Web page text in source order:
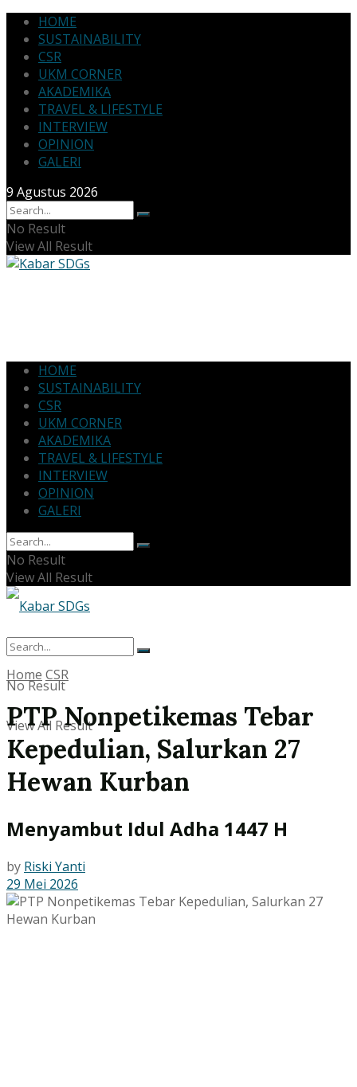
HOME
SUSTAINABILITY
CSR
UKM CORNER
AKADEMIKA
TRAVEL & LIFESTYLE
INTERVIEW
OPINION
GALERI
9 Agustus 2026
No Result
View All Result
HOME
SUSTAINABILITY
CSR
UKM CORNER
AKADEMIKA
TRAVEL & LIFESTYLE
INTERVIEW
OPINION
GALERI
No Result
View All Result
No Result
View All Result
Home CSR
PTP Nonpetikemas Tebar
Kepedulian, Salurkan 27
Hewan Kurban
Menyambut Idul Adha 1447 H
by Riski Yanti
29 Mei 2026